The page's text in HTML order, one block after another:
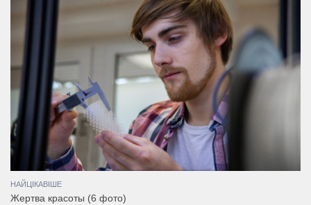
НАЙЦІКАВІШЕ
Жертва красоты (6 фото)